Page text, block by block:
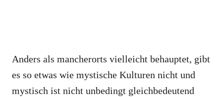
Anders als mancherorts vielleicht behauptet, gibt
es so etwas wie mystische Kulturen nicht und
mystisch ist nicht unbedingt gleichbedeutend